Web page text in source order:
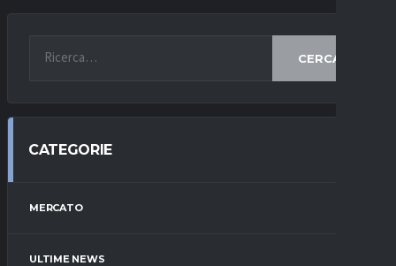
CERCA
CATEGORIE
MERCATO
ULTIME NEWS